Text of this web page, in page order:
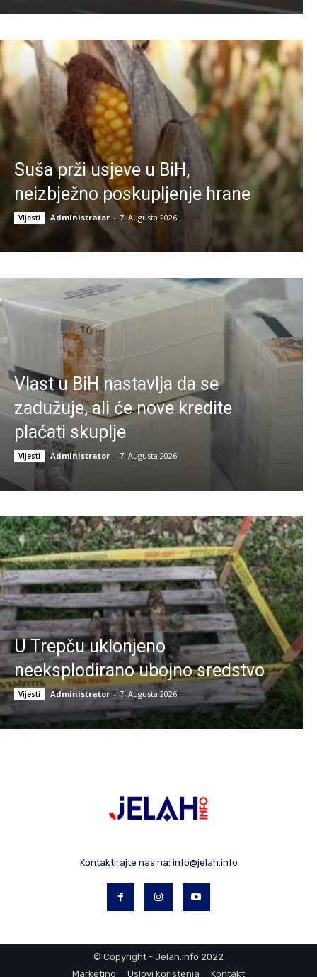
Suša prži usjeve u BiH,
neizbježno poskupljenje hrane
Vijesti Administrator - 7. Augusta 2026.
Vlast u BiH nastavlja da se
zadužuje, ali će nove kredite
plaćati skuplje
Vijesti Administrator - 7. Augusta 2026.
U Trepču uklonjeno
neeksplodirano ubojno sredstvo
Vijesti Administrator - 7. Augusta 2026.
Kontaktirajte nas na: info@jelah.info
© Copyright - Jelah.info 2022
Marketing
Uslovi korištenja Kontakt